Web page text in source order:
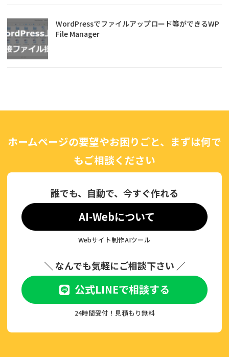
WordPressでファイルアップロード等ができるWP
File Manager
ホームページの要望やお困りごと、まずは何で
もご相談ください
誰でも、自動で、今すぐ作れる
AI-Webについて
Webサイト制作AIツール
＼ なんでも気軽にご相談下さい ／
公式LINEで相談する
24時間受付！見積もり無料